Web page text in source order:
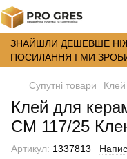
ЗНАЙШЛИ ДЕШЕВШЕ
ПОСИЛАННЯ І МИ
Супутні товари
Клей для
CM 117/25
Артикул: 1337813